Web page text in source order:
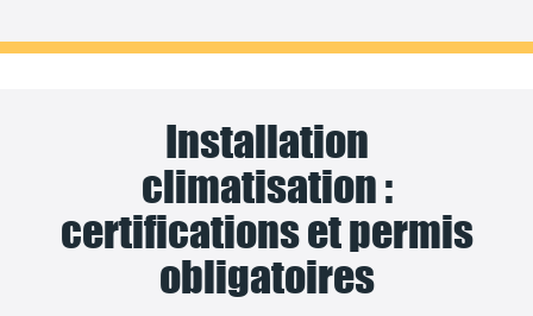
Installation
climatisation :
certifications et permis
obligatoires